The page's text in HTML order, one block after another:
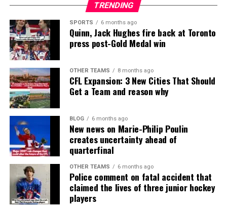
TRENDING
SPORTS 6 months ago
Quinn, Jack Hughes fire back at Toronto
press post-Gold Medal win
OTHER TEAMS 8 months ago
CFL Expansion: 3 New Cities That Should
Get a Team and reason why
BLOG 6 months ago
New news on Marie-Philip Poulin
creates uncertainty ahead of
quarterfinal
OTHER TEAMS 6 months ago
Police comment on fatal accident that
claimed the lives of three junior hockey
players